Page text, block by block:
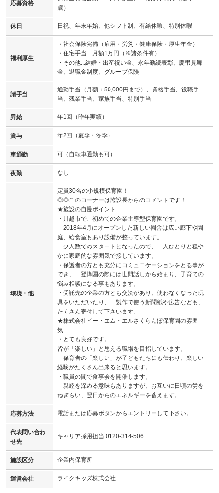
応募資格
歳）
休日 日祝、年末年始、他シフト制、有給休暇、特別休暇
福利厚生
・社会保険完備（雇用・労災・健康保険・厚生年金）
・住宅手当 月額1万円（※諸条件有）
・その他...結婚・出産祝い金、永年勤続表彰、慶弔見舞
金、退職金制度、グループ保険
諸手当
通勤手当（月額：50,000円まで）、資格手当、役職手
当、残業手当、家族手当、特別手当
昇給 年1回（昨年実績）
賞与 年2回（夏季・冬季）
車通勤 可（自転車通勤も可）
夜勤 なし
環境・他
定員30名の小規模保育園！
◎◎このコーナーは施設長からのコメントです！
★施設の自慢ポイント
・川越市で、初めての企業主導型保育園です。
2018年4月にオープンした新しい園舎は広い廊下や園
庭、給食室もあり設備が整っています。
少人数でのスタートとなったので、一人ひとりと穏や
かに家庭的な雰囲気で接しています。
・保護者の方とも充分にコミュニケーションをとる事が
でき、 登降園の際には世間話しから始まり、子育ての
悩み相談になる事もあります。
・受託先の企業の方とも交流があり、使わなくなった玩
具をいただいたり、 製作で使う新聞紙や広告なども、
たくさん寄付して下さいます。
★株式会社ビー・エム・エルさくらんぼ保育園の雰囲
気！
・とても良好です。
皆が「楽しい」と思える職場を目指しています。
保育者の「楽しい」が子どもたちにも伝わり、楽しい
経験がたくさん出来ると思います。
・職員の間で食事会を開催します。
親睦を深める意味もありますが、お互いに日頃の労を
ねぎらい、翌日からのエネルギーを蓄えます。
応募方法 電話または応募ボタンからエントリーして下さい。
代表問い合わ
せ先
キャリア採用担当 0120-314-506
施設区分 企業内保育所
運営会社 ライクキッズ株式会社